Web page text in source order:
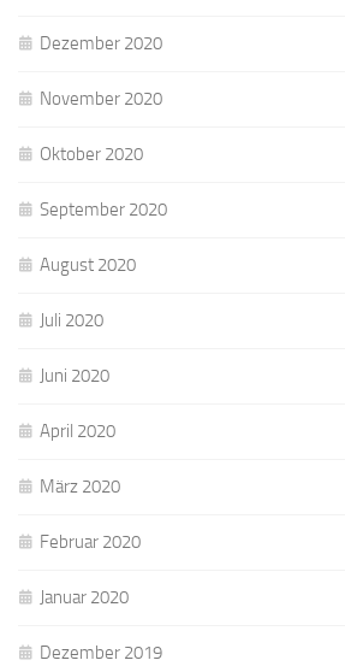
Dezember 2020
November 2020
Oktober 2020
September 2020
August 2020
Juli 2020
Juni 2020
April 2020
März 2020
Februar 2020
Januar 2020
Dezember 2019